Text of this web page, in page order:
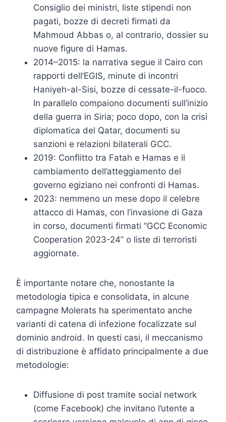
Consiglio dei ministri, liste stipendi non
pagati, bozze di decreti firmati da
Mahmoud Abbas o, al contrario, dossier su
nuove figure di Hamas.
2014–2015: la narrativa segue il Cairo con
rapporti dell’EGIS, minute di incontri
Haniyeh-al-Sisi, bozze di cessate-il-fuoco.
In parallelo compaiono documenti sull’inizio
della guerra in Siria; poco dopo, con la crisi
diplomatica del Qatar, documenti su
sanzioni e relazioni bilaterali GCC.
2019: Conflitto tra Fatah e Hamas e il
cambiamento dell’atteggiamento del
governo egiziano nei confronti di Hamas.
2023: nemmeno un mese dopo il celebre
attacco di Hamas, con l’invasione di Gaza
in corso, documenti firmati “GCC Economic
Cooperation 2023-24” o liste di terroristi
aggiornate.
È importante notare che, nonostante la
metodologia tipica e consolidata, in alcune
campagne Molerats ha sperimentato anche
varianti di catena di infezione focalizzate sul
dominio android. In questi casi, il meccanismo
di distribuzione è affidato principalmente a due
metodologie:
Diffusione di post tramite social network
(come Facebook) che invitano l’utente a